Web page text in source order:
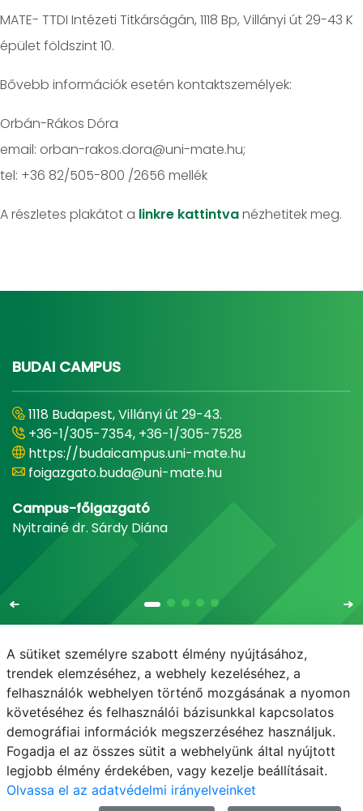
MATE- TTDI Intézeti Titkárságán, 1118 Bp, Villányi út 29-43 K
épület földszint 10.
Bővebb információk esetén kontaktszemélyek:
Orbán-Rákos Dóra
email: orban-rakos.dora@uni-mate.hu;
tel: +36 82/505-800 /2656 mellék
A részletes plakátot a linkre kattintvanézhetitek meg.
BUDAI CAMPUS
1118 Budapest, Villányi út 29-43.
+36-1/305-7354, +36-1/305-7528
https://budaicampus.uni-mate.hu
foigazgato.buda@uni-mate.hu
Campus-főigazgató
Nyitrainé dr. Sárdy Diána
E-mail Telefonkönyv NEPTUN
E-learning
Adatvédelem
Budai Campus kiadvány
A sütiket személyre szabott élmény nyújtásához,
trendek elemzéséhez, a webhely kezeléséhez, a
felhasználók webhelyen történő mozgásának a nyomon
követéséhez és felhasználói bázisunkkal kapcsolatos
demográfiai információk megszerzéséhez használjuk.
Fogadja el az összes sütit a webhelyünk által nyújtott
legjobb élmény érdekében, vagy kezelje beállításait.
Olvassa el az adatvédelmi irányelveinket